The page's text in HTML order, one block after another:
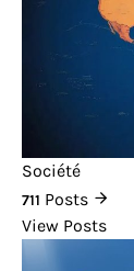
Société
711 Posts
View Posts